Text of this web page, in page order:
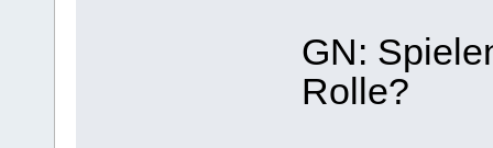
GN:
Rolle?